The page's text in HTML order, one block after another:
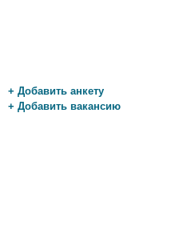
+ Добавить анкету
+ Добавить вакансию